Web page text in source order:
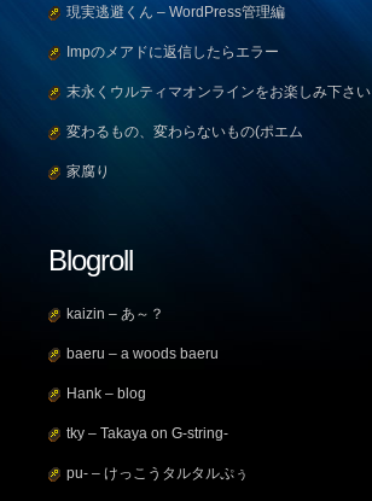
現実逃避くん – WordPress管理編
Impのメアドに返信したらエラー
末永くウルティマオンラインをお楽しみ下さい
変わるもの、変わらないもの(ポエム
家腐り
Blogroll
kaizin – あ～？
baeru – a woods baeru
Hank – blog
tky – Takaya on G-string-
pu- – けっこうタルタルぷぅ